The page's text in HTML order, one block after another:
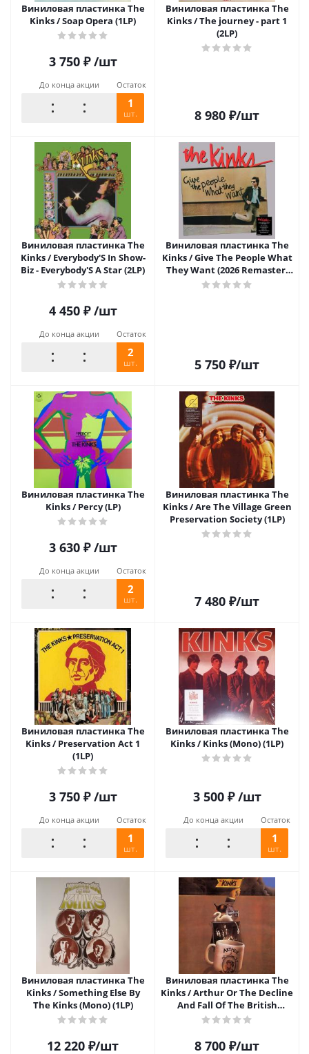
Виниловая пластинка The
Kinks / Soap Opera (1LP)
3 750₽ /шт
До конца акции Остаток
1
шт.
Виниловая пластинка The
Kinks / The journey - part 1
(2LP)
8 980 ₽/шт
Виниловая пластинка The
Kinks / Everybody'S In Show-
Biz - Everybody'S A Star (2LP)
4 450₽ /шт
До конца акции Остаток
2
шт.
Виниловая пластинка The
Kinks / Give The People What
They Want (2026 Remaster)
(1LP)
5 750 ₽/шт
Виниловая пластинка The
Kinks / Percy (LP)
3 630₽ /шт
До конца акции Остаток
2
шт.
Виниловая пластинка The
Kinks / Are The Village Green
Preservation Society (1LP)
7 480 ₽/шт
Виниловая пластинка The
Kinks / Preservation Act 1
(1LP)
3 750₽ /шт
До конца акции Остаток
1
шт.
Виниловая пластинка The
Kinks / Kinks (Mono) (1LP)
3 500₽ /шт
До конца акции Остаток
1
шт.
Виниловая пластинка The
Kinks / Something Else By
The Kinks (Mono) (1LP)
12 220 ₽/шт
Виниловая пластинка The
Kinks / Arthur Or The Decline
And Fall Of The British
Empire (2LP)
8 700 ₽/шт